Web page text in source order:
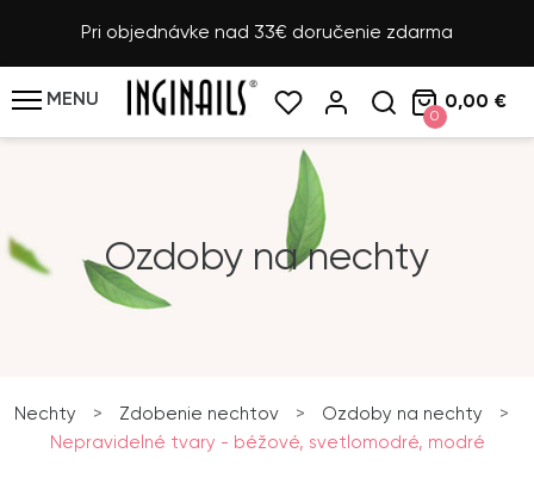
Pri objednávke nad 33€ doručenie zdarma
MENU
0
0,00 €
Ozdoby na nechty
Nechty > Zdobenie nechtov > Ozdoby na nechty
>
Nepravidelné tvary - béžové, svetlomodré, modré